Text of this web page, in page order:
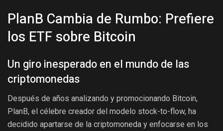
PlanB Cambia de Rumbo: Prefiere
los ETF sobre Bitcoin
Un giro inesperado en el mundo de las
criptomonedas
Después de años analizando y promocionando Bitcoin,
PlanB, el célebre creador del modelo stock-to-flow, ha
decidido apartarse de la criptomoneda y enfocarse en los